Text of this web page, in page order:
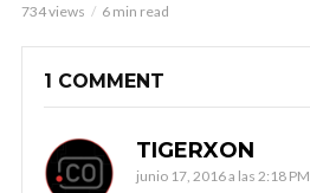
734 views 6 min read
1 COMMENT
TIGERXON
junio 17, 2016 a las 2:18 PM